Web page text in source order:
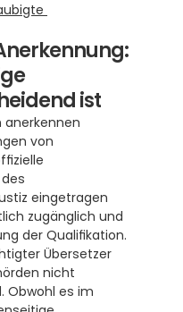
ist
anerkennen
von
eingetragen
zugänglich und
der Qualifikation.
Übersetzer
nicht
Obwohl es im